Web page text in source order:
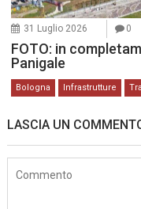
31 Luglio 2026 0
FOTO: in
Panigale
Bologna Infrastrutture
LASCIA UN